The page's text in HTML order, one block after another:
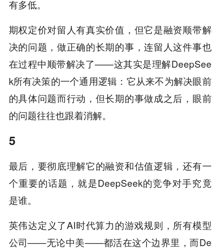
有多低。
期权定价对留人有真实价值，但它是融资顺带解
决的问题，做正确的长期的事，连留人这件事也
在过程中顺带解决了——这其实是理解DeepSee
k所有决策的一个通用逻辑：它从来不为解决眼前
的具体问题而行动，但长期的事做成之后，眼前
的问题往往也跟着消解。
5
最后，要彻底理解它的融资和估值逻辑，还有一
个重要的话题，就是DeepSeek的竞争对手究竟
是谁。
英伟达定义了AI时代算力的游戏规则，所有模型
公司——无论中美——都活在这个边界里，而De